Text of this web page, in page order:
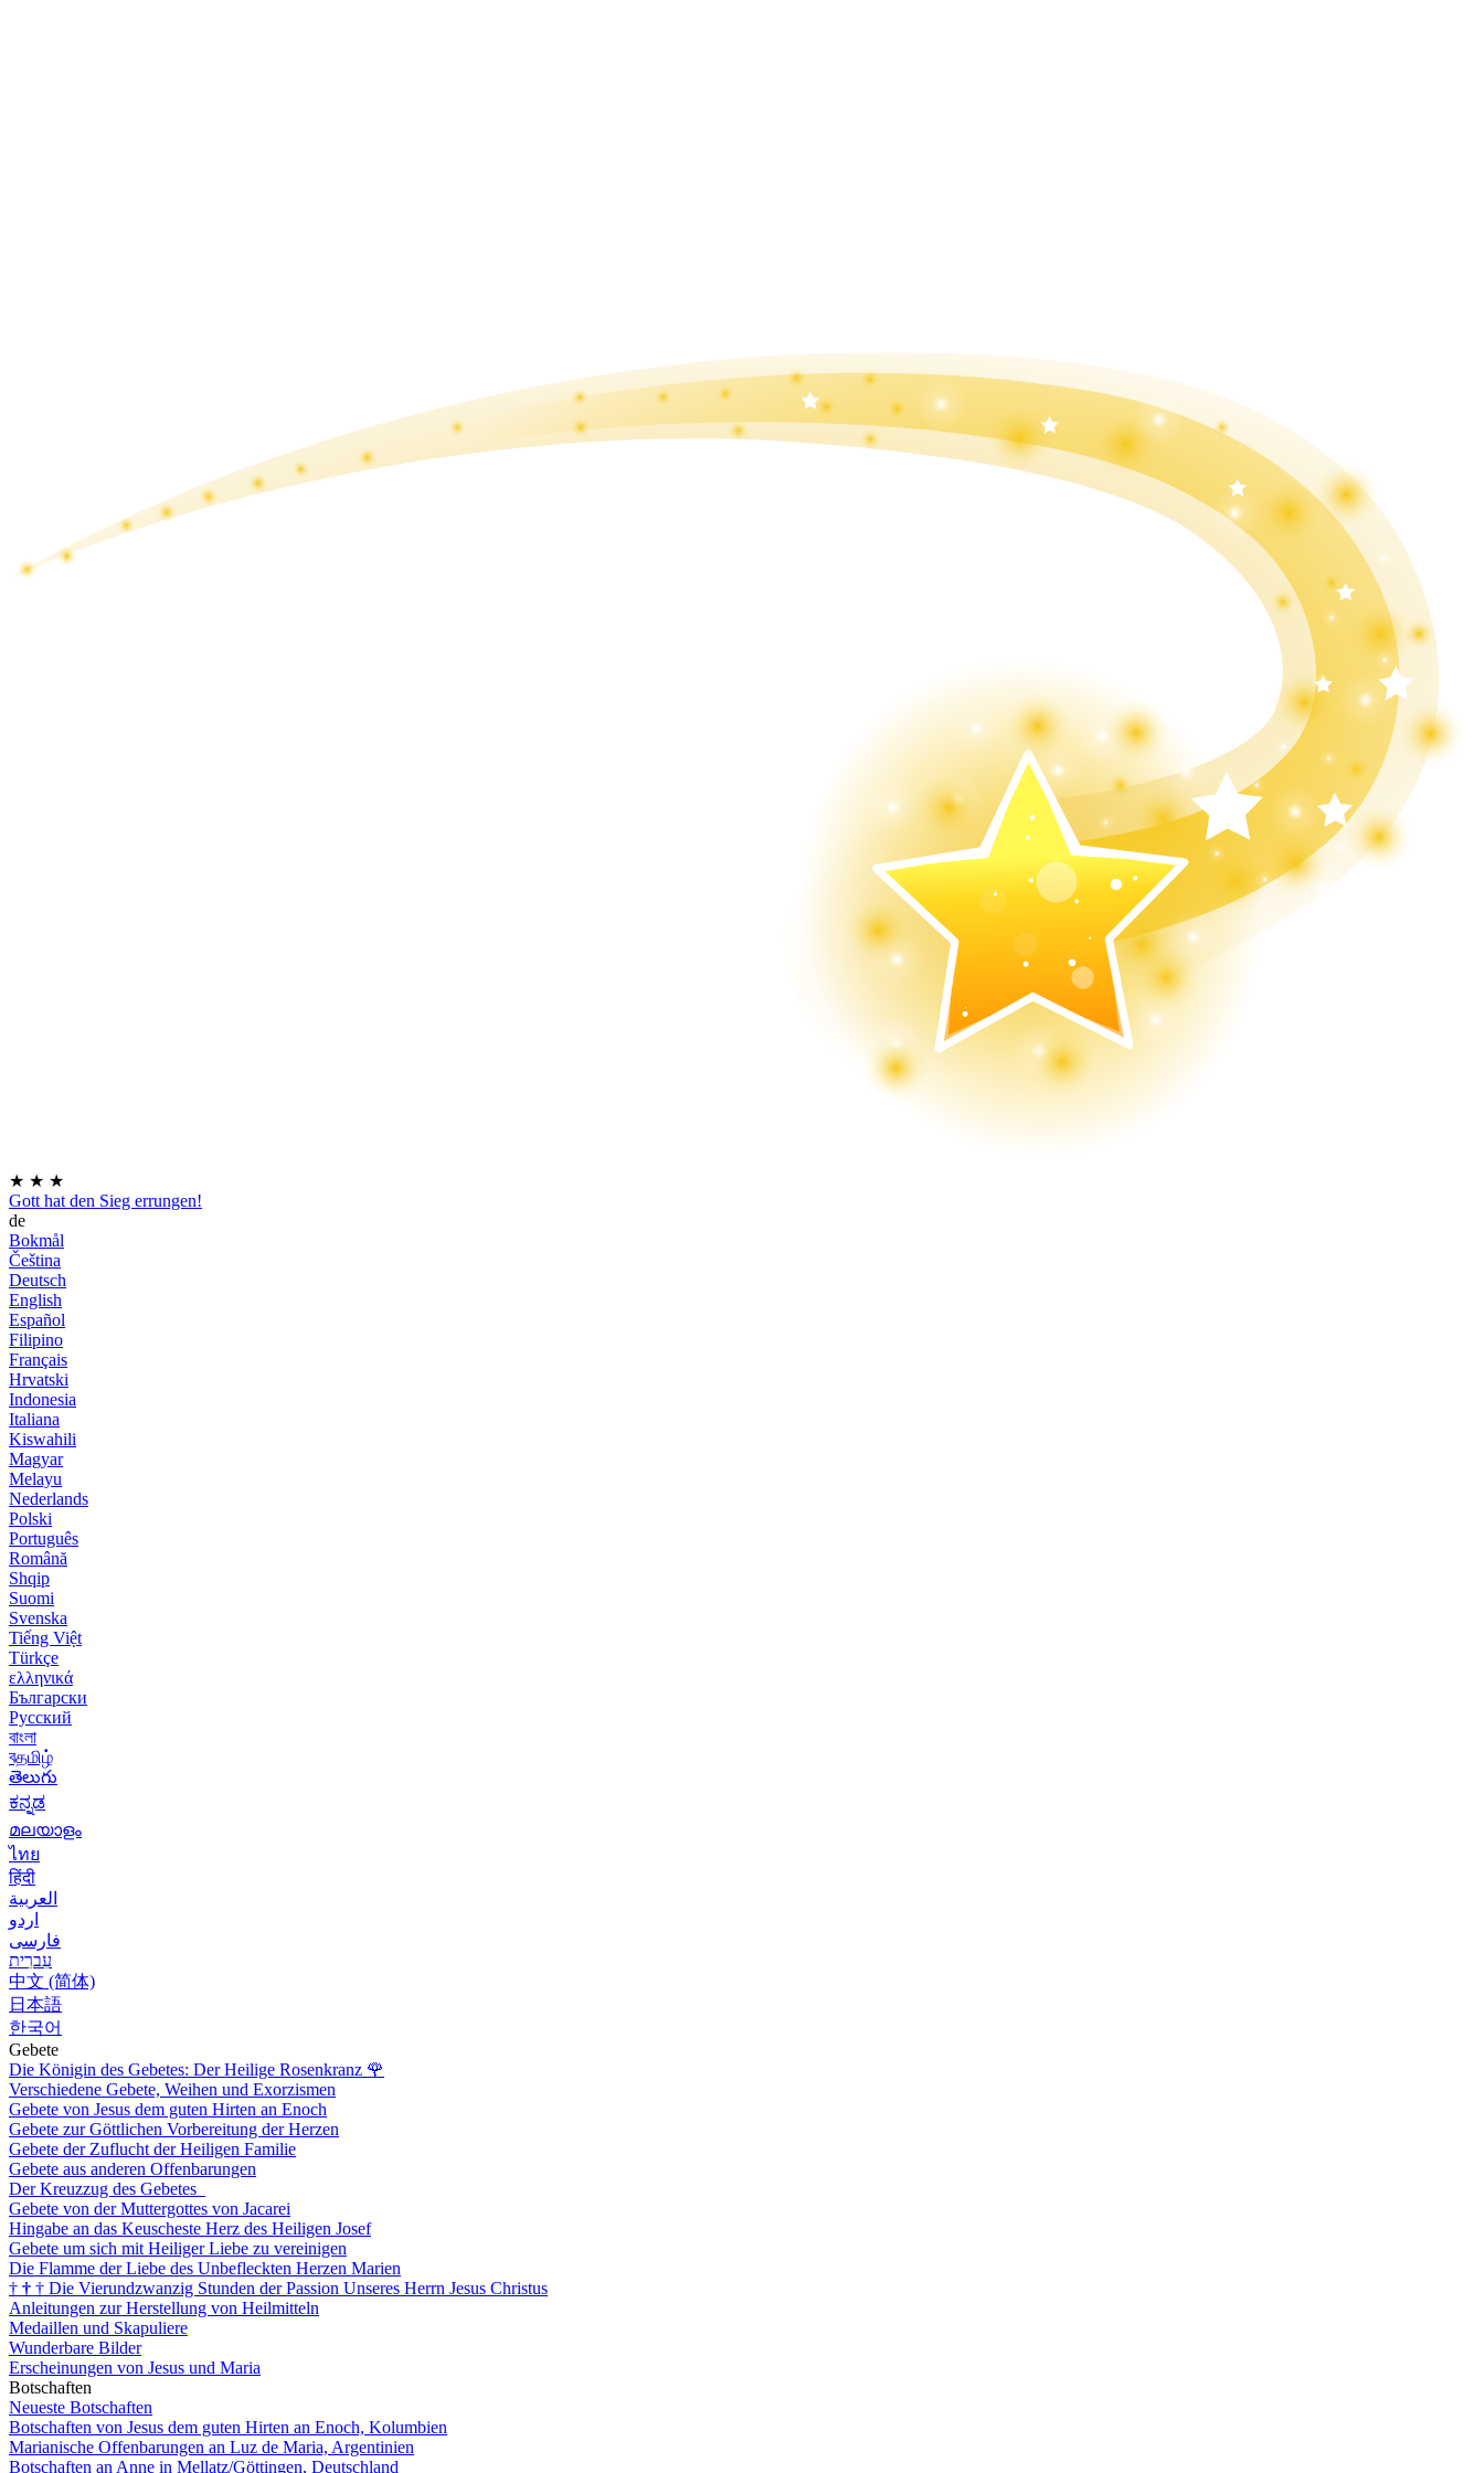
★ ★ ★
Gott hat den Sieg errungen!
de
Bokmål
Čeština
Deutsch
English
Español
Filipino
Français
Hrvatski
Indonesia
Italiana
Kiswahili
Magyar
Melayu
Nederlands
Polski
Português
Română
Shqip
Suomi
Svenska
Tiếng Việt
Türkçe
ελληνικά
Български
Русский
বাংলা
বதமிழ்
తెలుగు
ಕನ್ನಡ
മലയാളം
ไทย
हिंदी
العربية
اردو
فارسی
עִברִית
中文 (简体)
日本語
한국어
Gebete
Die Königin des Gebetes: Der Heilige Rosenkranz 🌹
Verschiedene Gebete, Weihen und Exorzismen
Gebete von Jesus dem guten Hirten an Enoch
Gebete zur Göttlichen Vorbereitung der Herzen
Gebete der Zuflucht der Heiligen Familie
Gebete aus anderen Offenbarungen
Der Kreuzzug des Gebetes
Gebete von der Muttergottes von Jacarei
Hingabe an das Keuscheste Herz des Heiligen Josef
Gebete um sich mit Heiliger Liebe zu vereinigen
Die Flamme der Liebe des Unbefleckten Herzen Marien
† † † Die Vierundzwanzig Stunden der Passion Unseres Herrn Jesus Christus
Anleitungen zur Herstellung von Heilmitteln
Medaillen und Skapuliere
Wunderbare Bilder
Erscheinungen von Jesus und Maria
Botschaften
Neueste Botschaften
Botschaften von Jesus dem guten Hirten an Enoch, Kolumbien
Marianische Offenbarungen an Luz de Maria, Argentinien
Botschaften an Anne in Mellatz/Göttingen, Deutschland